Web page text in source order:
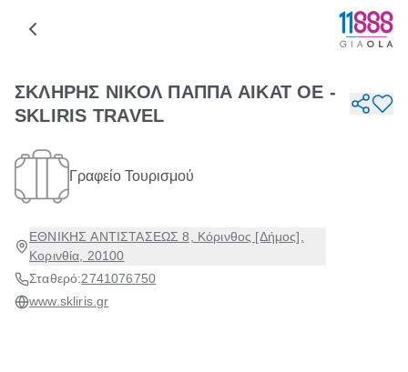
ΣΚΛΗΡΗΣ ΝΙΚΟΛ ΠΑΠΠΑ ΑΙΚΑΤ ΟΕ -
SKLIRIS TRAVEL
Γραφείο Τουρισμού
ΕΘΝΙΚΗΣ ΑΝΤΙΣΤΑΣΕΩΣ 8, Κόρινθος [Δήμος],
Κορινθία, 20100
Σταθερό:2741076750
www.skliris.gr